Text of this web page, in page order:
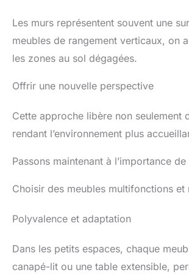
Les murs représentent souvent une
meubles de rangement verticaux, on
les zones au sol dégagées.
Offrir une nouvelle perspective
Cette approche libère non seulement
rendant l’environnement plus
Passons maintenant à l’importance
Choisir des meubles multifonctions et
Polyvalence et adaptation
Dans les petits espaces, chaque
canapé-lit ou une table extensible,